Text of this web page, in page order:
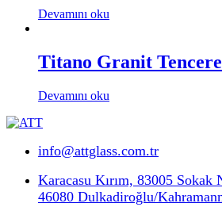
Devamını oku
Titano Granit Tencere
Devamını oku
info@attglass.com.tr
Karacasu Kırım, 83005 Sokak
46080 Dulkadiroğlu/